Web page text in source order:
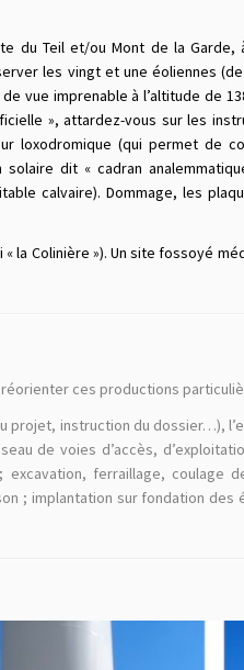
du Teil et/ou Mont de la Garde,
les vingt et une éoliennes
vue imprenable à l’altitude de
», attardez-vous sur les
loxodromique (qui permet de
dit « cadran
calvaire). Dommage, les
la Colinière »). Un site fossoyé
ces productions
instruction du dossier…),
de voies d’accès,
ferraillage, coulage
; implantation sur fondation